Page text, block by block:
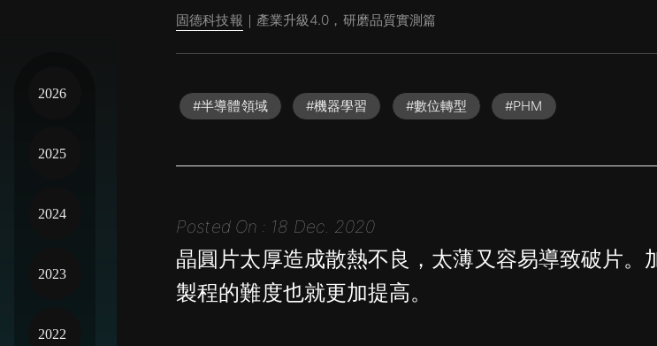
固德科技報 ｜產業升級4.0，研磨品質實測篇
#半導體領域 #機器學習 #數位轉型 #PHM
Posted On : 18 Dec. 2020
晶圓片太厚造成散熱不良，太薄又容易導致破片
製程的難度也就更加提高。